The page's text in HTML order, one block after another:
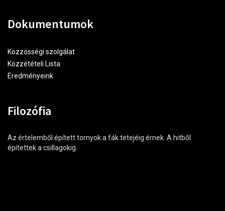
Dokumentumok
Közzösségi szolgálat
Közzétételi Lista
Eredményeink
Filozófia
Az értelemből épített tornyok a fák tetejéig érnek. A hitből
építettek a csillagokig.